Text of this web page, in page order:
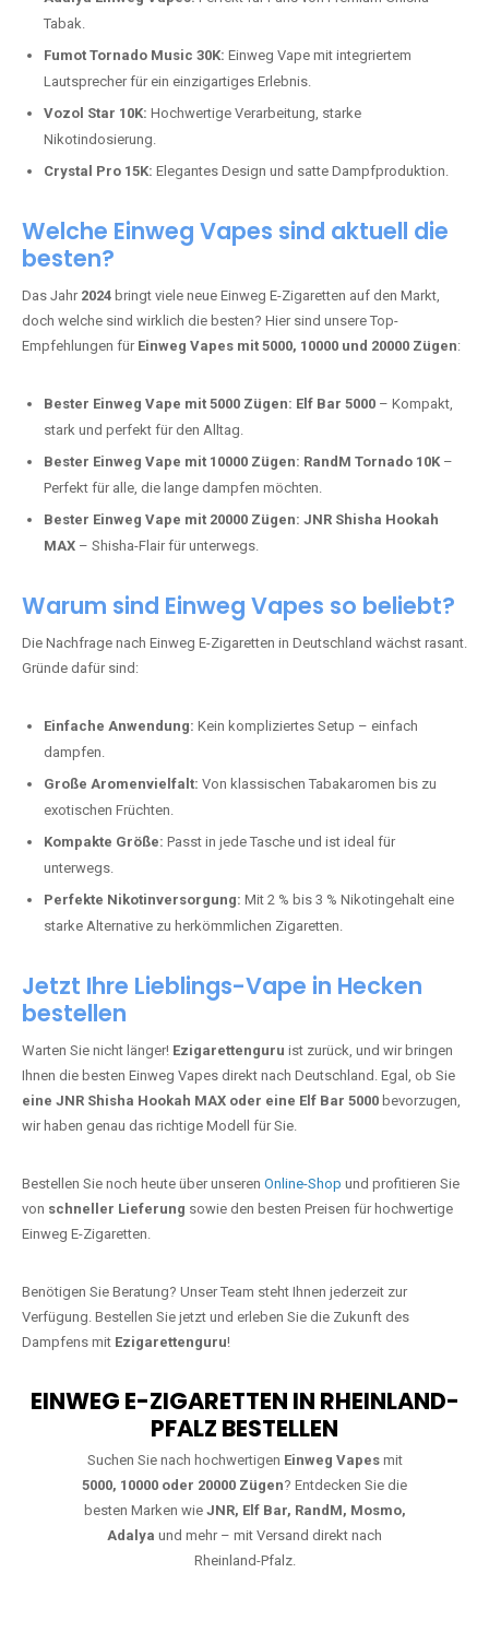
Tabak.
Fumot Tornado Music 30K: Einweg Vape mit integriertem
Lautsprecher für ein einzigartiges Erlebnis.
Vozol Star 10K: Hochwertige Verarbeitung, starke
Nikotindosierung.
Crystal Pro 15K: Elegantes Design und satte Dampfproduktion.
Welche Einweg Vapes sind aktuell die
besten?
Das Jahr 2024 bringt viele neue Einweg E-Zigaretten auf den Markt,
doch welche sind wirklich die besten? Hier sind unsere Top-
Empfehlungen für Einweg Vapes mit 5000, 10000 und 20000 Zügen:
Bester Einweg Vape mit 5000 Zügen: Elf Bar 5000 – Kompakt,
stark und perfekt für den Alltag.
Bester Einweg Vape mit 10000 Zügen: RandM Tornado 10K –
Perfekt für alle, die lange dampfen möchten.
Bester Einweg Vape mit 20000 Zügen: JNR Shisha Hookah
MAX – Shisha-Flair für unterwegs.
Warum sind Einweg Vapes so beliebt?
Die Nachfrage nach Einweg E-Zigaretten in Deutschland wächst rasant.
Gründe dafür sind:
Einfache Anwendung: Kein kompliziertes Setup – einfach
dampfen.
Große Aromenvielfalt: Von klassischen Tabakaromen bis zu
exotischen Früchten.
Kompakte Größe: Passt in jede Tasche und ist ideal für
unterwegs.
Perfekte Nikotinversorgung: Mit 2 % bis 3 % Nikotingehalt eine
starke Alternative zu herkömmlichen Zigaretten.
Jetzt Ihre Lieblings-Vape in Hecken
bestellen
Warten Sie nicht länger! Ezigarettenguru ist zurück, und wir bringen
Ihnen die besten Einweg Vapes direkt nach Deutschland. Egal, ob Sie
eine JNR Shisha Hookah MAX oder eine Elf Bar 5000 bevorzugen,
wir haben genau das richtige Modell für Sie.
Bestellen Sie noch heute über unseren Online-Shop und profitieren Sie
von schneller Lieferung sowie den besten Preisen für hochwertige
Einweg E-Zigaretten.
Benötigen Sie Beratung? Unser Team steht Ihnen jederzeit zur
Verfügung. Bestellen Sie jetzt und erleben Sie die Zukunft des
Dampfens mit Ezigarettenguru!
EINWEG E-ZIGARETTEN IN RHEINLAND-
PFALZ BESTELLEN
Suchen Sie nach hochwertigen Einweg Vapesmit
5000, 10000 oder 20000 Zügen ? Entdecken Sie die
besten Marken wie JNR, Elf Bar, RandM, Mosmo,
Adalya und mehr – mit Versand direkt nach
Rheinland-Pfalz.